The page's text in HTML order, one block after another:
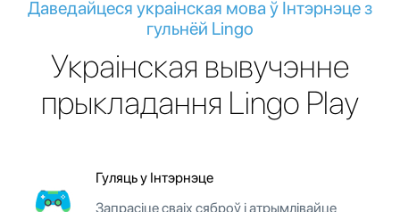
Даведайцеся украінская мова ў Інтэрнэце з
гульнёй Lingo
Украінская вывучэнне
прыкладання Lingo Play
Гуляць у Інтэрнэце
Запрасіце сваіх сяброў і атрымлівайце